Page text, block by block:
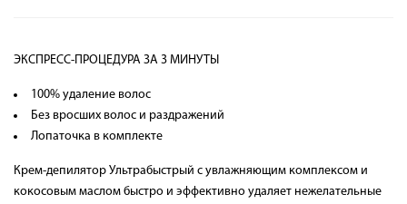
ЭКСПРЕСС-ПРОЦЕДУРА ЗА 3 МИНУТЫ
100% удаление волос
Без вросших волос и раздражений
Лопаточка в комплекте
Крем-депилятор Ультрабыстрый с увлажняющим комплексом и
кокосовым маслом быстро и эффективно удаляет нежелательные